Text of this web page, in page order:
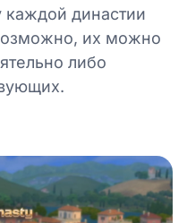
каждой династии
их можно
либо